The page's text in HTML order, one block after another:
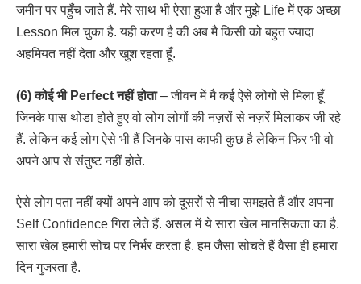
जमीन पर पहुँच जाते हैं. मेरे साथ भी ऐसा हुआ है और मुझे Life में एक अच्छा
Lesson मिल चुका है. यही करण है की अब मै किसी को बहुत ज्यादा
अहमियत नहीं देता और खुश रहता हूँ.
(6) कोई भी Perfect नहीं होता– जीवन में मै कई ऐसे लोगों से मिला हूँ
जिनके पास थोडा होते हुए वो लोग लोगों की नज़रों से नज़रें मिलाकर जी रहे
हैं. लेकिन कई लोग ऐसे भी हैं जिनके पास काफी कुछ है लेकिन फिर भी वो
अपने आप से संतुष्ट नहीं होते.
ऐसे लोग पता नहीं क्यों अपने आप को दूसरों से नीचा समझते हैं और अपना
Self Confidence गिरा लेते हैं. असल में ये सारा खेल मानसिकता का है.
सारा खेल हमारी सोच पर निर्भर करता है. हम जैसा सोचते हैं वैसा ही हमारा
दिन गुजरता है.